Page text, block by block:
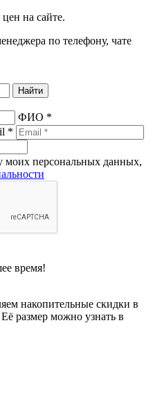
на сайте.
по телефону, чате
ФИО *
*
моих персональных данных,
время!
накопительные скидки в
размер можно узнать в